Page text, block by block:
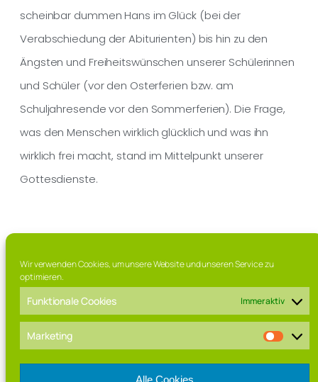
Wir verwenden Cookies, um unsere Website und unseren Service zu
optimieren.
Funktionale Cookies Immer aktiv
Marketing
Alle Cookies
scheinbar dummen Hans im Glück (bei der
Verabschiedung der Abiturienten) bis hin zu den
Ängsten und Freiheitswünschen unserer Schülerinnen
und Schüler (vor den Osterferien bzw. am
Schuljahresende vor den Sommerferien). Die Frage,
was den Menschen wirklich glücklich und was ihn
wirklich frei macht, stand im Mittelpunkt unserer
Gottesdienste.
Franz-Marschall Straße 7, 97616 Bad Neustadt a.d. Saale
Fax. 09771 / 63 015 – 99